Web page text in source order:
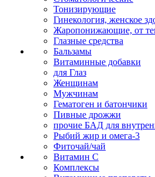
Тонизирующие
Гинекология, женское
Жаропонижающие, от
Глазные средства
Бальзамы
Витаминные добавки
для Глаз
Женщинам
Мужчинам
Гематоген и батончики
Пивные дрожжи
прочие БАД для
Рыбий жир и омега-3
Фиточай/чай
Витамин С
Комплексы